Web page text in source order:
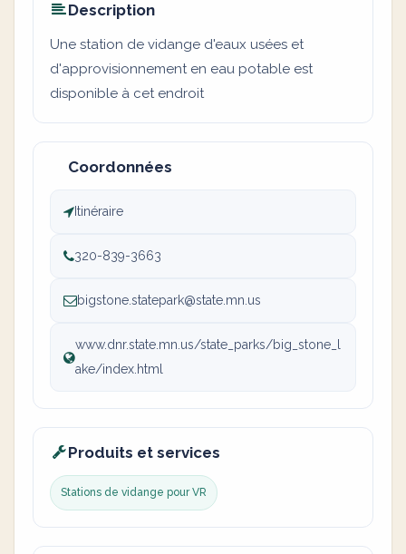
Description
Une station de vidange d'eaux usées et
d'approvisionnement en eau potable est
disponible à cet endroit
Coordonnées
Itinéraire
320-839-3663
bigstone.statepark@state.mn.us
www.dnr.state.mn.us/state_parks/big_stone_l
ake/index.html
Produits et services
Stations de vidange pour VR